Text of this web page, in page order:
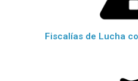
Fiscalías de Lucha